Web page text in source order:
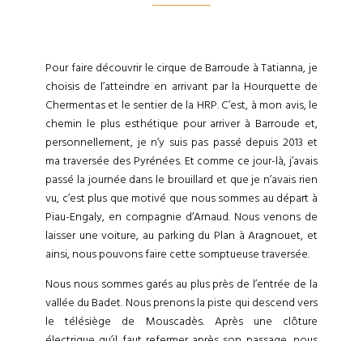
Pour faire découvrir le cirque de Barroude à Tatianna, je
choisis de l’atteindre en arrivant par la Hourquette de
Chermentas et le sentier de la HRP. C’est, à mon avis, le
chemin le plus esthétique pour arriver à Barroude et,
personnellement, je n’y suis pas passé depuis 2013 et
ma traversée des Pyrénées. Et comme ce jour-là, j’avais
passé la journée dans le brouillard et que je n’avais rien
vu, c’est plus que motivé que nous sommes au départ à
Piau-Engaly, en compagnie d’Arnaud. Nous venons de
laisser une voiture, au parking du Plan à Aragnouet, et
ainsi, nous pouvons faire cette somptueuse traversée.
Nous nous sommes garés au plus près de l’entrée de la
vallée du Badet. Nous prenons la piste qui descend vers
le télésiège de Mouscadès. Après une clôture